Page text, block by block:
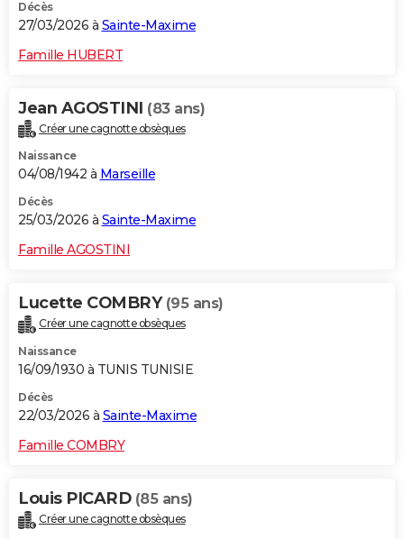
Décès
27/03/2026 à Sainte-Maxime
Famille HUBERT
Jean AGOSTINI (83 ans)
Créer une cagnotte obsèques
Naissance
04/08/1942 à Marseille
Décès
25/03/2026 à Sainte-Maxime
Famille AGOSTINI
Lucette COMBRY (95 ans)
Créer une cagnotte obsèques
Naissance
16/09/1930 à TUNIS TUNISIE
Décès
22/03/2026 à Sainte-Maxime
Famille COMBRY
Louis PICARD (85 ans)
Créer une cagnotte obsèques